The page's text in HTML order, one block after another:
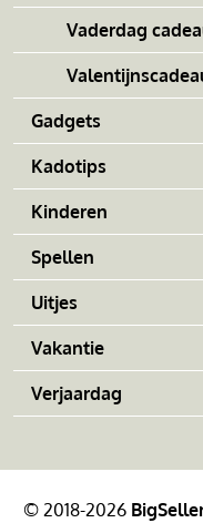
Vaderdag
Gadgets
Kadotips
Kinderen
Spellen
Uitjes
Vakantie
Verjaardag
© 2018-2026